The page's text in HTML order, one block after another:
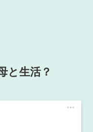
と生活？